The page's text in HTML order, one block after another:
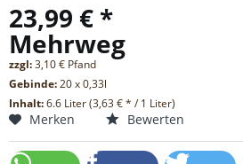
23,99 € *
Mehrweg
zzgl:3,10 € Pfand
Gebinde:20 x 0,33l
Inhalt:6.6 Liter (3,63 € * / 1 Liter)
Merken Bewerten